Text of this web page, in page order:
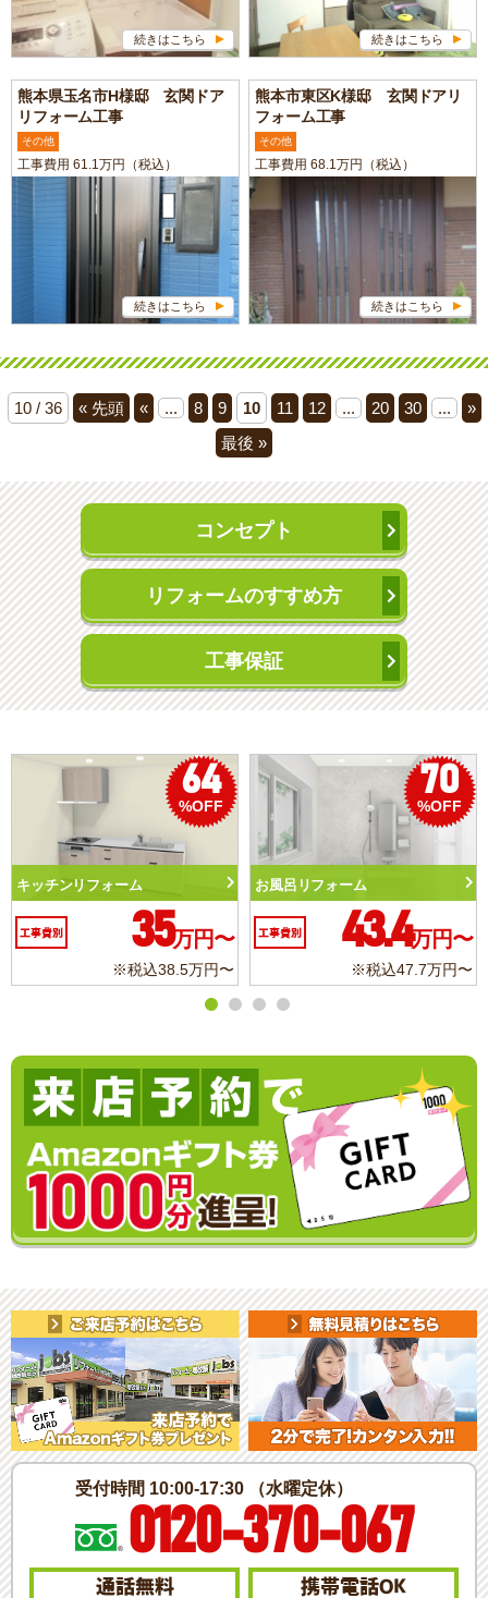
続きはこちら 続きはこちら
熊本県玉名市H様邸 玄関ドア
リフォーム工事
その他
工事費用 61.1万円（税込）
続きはこちら
熊本市東区K様邸 玄関ドアリ
フォーム工事
その他
工事費用 68.1万円（税込）
続きはこちら
10 / 36 « 先頭 « ... 8 9 10 11 12 ... 20 30 ...
»
最後 »
コンセプト
リフォームのすすめ方
工事保証
円〜
50
%OFF
トイレリフォーム
10.3万円〜
※税込11.3万円〜
洗面化粧台リフォーム
工事費別 6.2
※税込6.8
受付時間 10:00-17:30 （水曜定休）
0120-370-067
通話無料 携帯電話OK